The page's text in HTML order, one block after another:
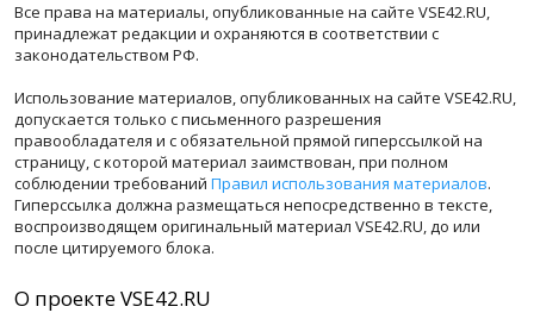
Все права на материалы, опубликованные на сайте VSE42.RU,
принадлежат редакции и охраняются в соответствии с
законодательством РФ.
Использование материалов, опубликованных на сайте VSE42.RU,
допускается только с письменного разрешения
правообладателя и с обязательной прямой гиперссылкой на
страницу, с которой материал заимствован, при полном
соблюдении требований Правил использования материалов.
Гиперссылка должна размещаться непосредственно в тексте,
воспроизводящем оригинальный материал VSE42.RU, до или
после цитируемого блока.
О проекте VSE42.RU